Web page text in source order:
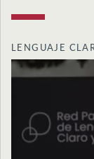
LENGUAJE